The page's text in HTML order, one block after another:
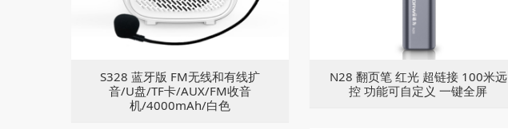
S328 蓝牙版 FM无线和有线扩
音/U盘/TF卡/AUX/FM收音
机/4000mAh/白色
N28 翻页笔 红光 超链接 100米远
控 功能可自定义 一键全屏